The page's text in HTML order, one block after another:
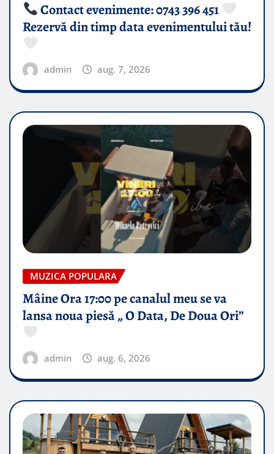
Contact evenimente: 0743 396 451
Rezervă din timp data evenimentului tău!
admin aug. 7, 2026
MUZICA POPULARA
Mâine Ora 17:00 pe canalul meu se va
lansa noua piesă „ O Data, De Doua Ori”
admin aug. 6, 2026